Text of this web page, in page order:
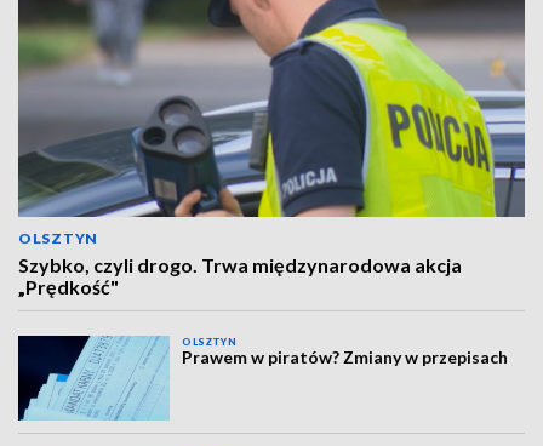
OLSZTYN
Szybko, czyli drogo. Trwa międzynarodowa akcja
„Prędkość"
OLSZTYN
Prawem w piratów? Zmiany w przepisach